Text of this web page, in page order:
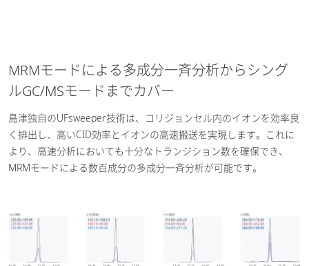
MRMモードによる多成分一斉分析からシング
ルGC/MSモードまでカバー
島津独自のUFsweeper技術は、コリジョンセル内のイオンを効率良
く排出し、高いCID効率とイオンの高速搬送を実現します。これに
より、高速分析においても十分なトランジション数を確保でき、
MRMモードによる数百成分の多成分一斉分析が可能です。